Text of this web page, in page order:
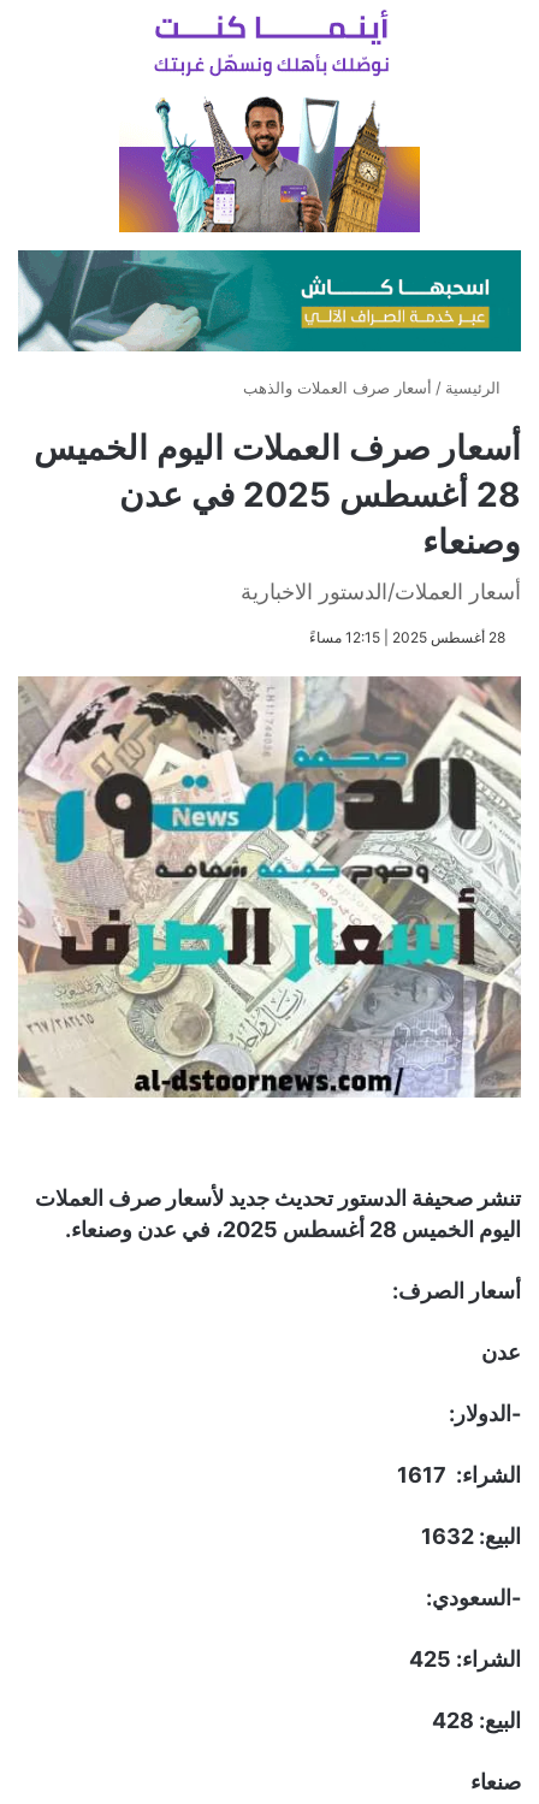
الرئيسية / أسعار صرف العملات والذهب
أسعار صرف العملات اليوم الخميس
28 أغسطس 2025 في عدن
وصنعاء
أسعار العملات/الدستور الاخبارية
​28 أغسطس 2025 | 12:15 مساءً
تنشر صحيفة الدستور تحديث جديد لأسعار صرف العملات
اليوم الخميس 28 أغسطس 2025، في عدن وصنعاء.
أسعار الصرف:
عدن
-الدولار:
الشراء: 1617
البيع: 1632
-السعودي:
الشراء: 425
البيع: 428
صنعاء